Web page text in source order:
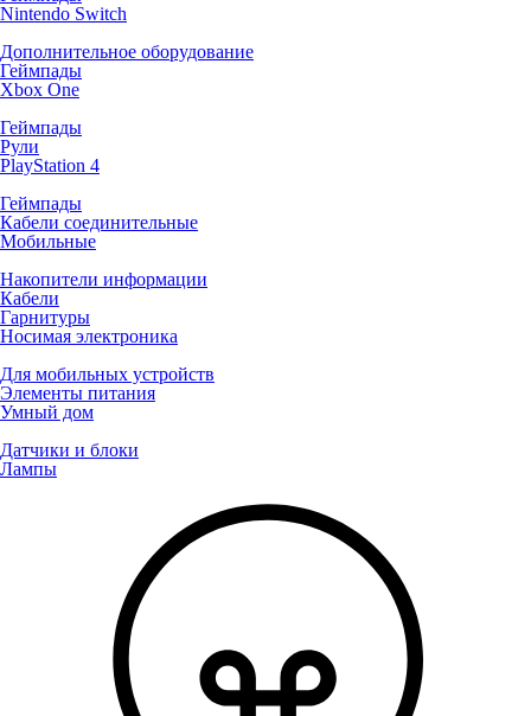
Nintendo Switch
Дополнительное оборудование
Геймпады
Xbox One
Геймпады
Рули
PlayStation 4
Геймпады
Кабели соединительные
Мобильные
Накопители информации
Кабели
Гарнитуры
Носимая электроника
Для мобильных устройств
Элементы питания
Умный дом
Датчики и блоки
Лампы